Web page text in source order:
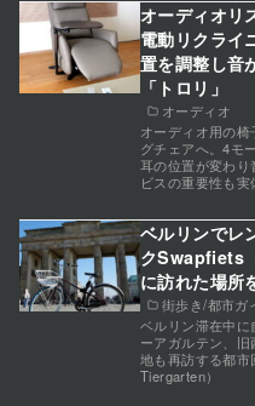
オーディオ
オーディオリ
電動リクライ
置を調整し音
「トロリ」
オーディオ用の
グチェアへ。4モ
耳の位置が変わ
ビスの重要性も実
街歩き/都市ガ
ベルリンでレ
クSwapfiets
に訪れた場所
ベルリン滞在中に
ーアガルテン、
地も再訪する都
Tiergarten）